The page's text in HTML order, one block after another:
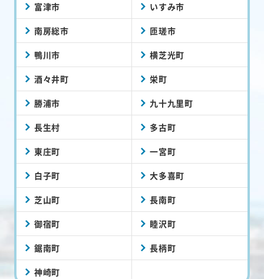
富津市 いすみ市
南房総市 匝瑳市
鴨川市 横芝光町
酒々井町 栄町
勝浦市 九十九里町
長生村 多古町
東庄町 一宮町
白子町 大多喜町
芝山町 長南町
御宿町 睦沢町
鋸南町 長柄町
神崎町